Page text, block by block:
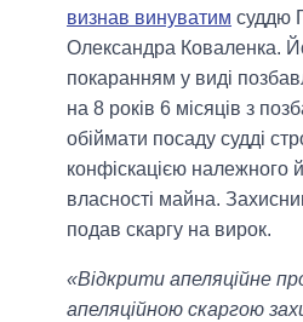
визнав винуватим суддю
Олександра Коваленка.
покаранням у виді
на 8 років 6 місяців з
обіймати посаду судді
конфіскацією належного
власності майна.
подав скаргу на вирок.
«Відкрити апеляційне
апеляційною скаргою